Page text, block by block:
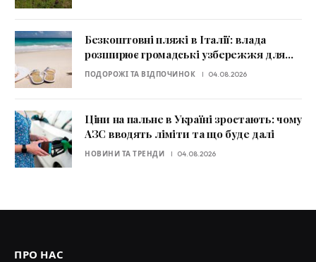
Безкоштовні пляжі в Італії: влада
розширює громадські узбережжя для
туристів
ПОДОРОЖІ ТА ВІДПОЧИНОК 04.08.2026
Ціни на пальне в Україні зростають: чому
АЗС вводять ліміти та що буде далі
НОВИНИ ТА ТРЕНДИ 04.08.2026
ПРО НАС